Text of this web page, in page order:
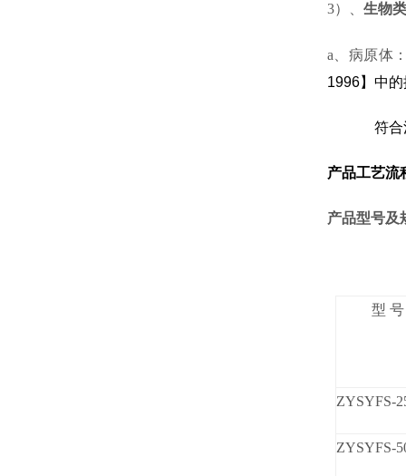
3）、 生物
a
病原体
1996】中
符
产品工艺流
产品型号及
型 号
ZYSYFS-
ZYSYFS-